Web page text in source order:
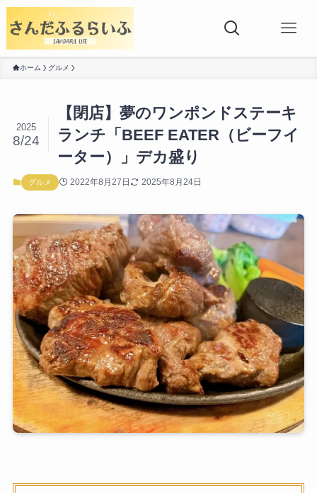
ホーム グルメ
【閉店】夢のワンポンドステーキ
ランチ「BEEF EATER（ビーフイ
ーター）」デカ盛り
2025
8/24
グルメ 2022年8月27日 2025年8月24日